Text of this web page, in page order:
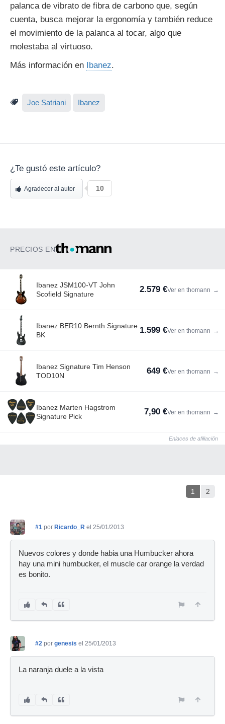
palanca de vibrato de fibra de carbono que, según
cuenta, busca mejorar la ergonomía y también reduce
el movimiento de la palanca al tocar, algo que
molestaba al virtuoso.
Más información en Ibanez.
Joe Satriani Ibanez
¿Te gustó este artículo?
Agradecer al autor 10
PRECIOS EN
Ibanez JSM100-VT John
Scofield Signature
2.579 €Ver en thomann →
Ibanez BER10 Bernth Signature
BK
1.599 €Ver en thomann →
Ibanez Signature Tim Henson
TOD10N
649 €Ver en thomann →
Ibanez Marten Hagstrom
Signature Pick
7,90 €Ver en thomann →
Enlaces de afiliación
1 2
#1 por Ricardo_R el 25/01/2013
Nuevos colores y donde habia una Humbucker ahora
hay una mini humbucker, el muscle car orange la verdad
es bonito.
#2 por genesis el 25/01/2013
La naranja duele a la vista